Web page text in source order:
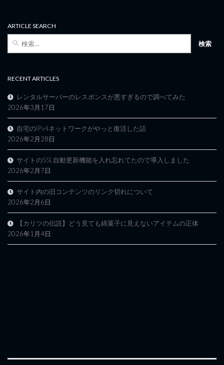
ARTICLE SEARCH
検
RECENT ARTICLES
レンタルサーバーのレスポンスが悪すぎるので調べてみた
2026年3月17日
自宅のIPv4ネットワークがやっと復活した話
2026年2月28日
サイトのSSL自動更新機能を入れ忘れてたので導入しました
2026年2月7日
サイト内の旧コンテンツのリンク切れについて
2026年2月6日
【カリツの伝説】どう見ても綿菓子に見えないアイテムの正体
2026年1月4日